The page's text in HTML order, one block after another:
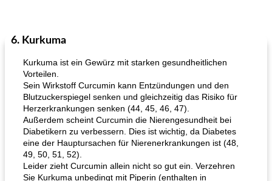
6. Kurkuma
Kurkuma ist ein Gewürz mit starken gesundheitlichen
Vorteilen.
Sein Wirkstoff Curcumin kann Entzündungen und den
Blutzuckerspiegel senken und gleichzeitig das Risiko für
Herzerkrankungen senken (44, 45, 46, 47).
Außerdem scheint Curcumin die Nierengesundheit bei
Diabetikern zu verbessern. Dies ist wichtig, da Diabetes
eine der Hauptursachen für Nierenerkrankungen ist (48,
49, 50, 51, 52).
Leider zieht Curcumin allein nicht so gut ein. Verzehren
Sie Kurkuma unbedingt mit Piperin (enthalten in